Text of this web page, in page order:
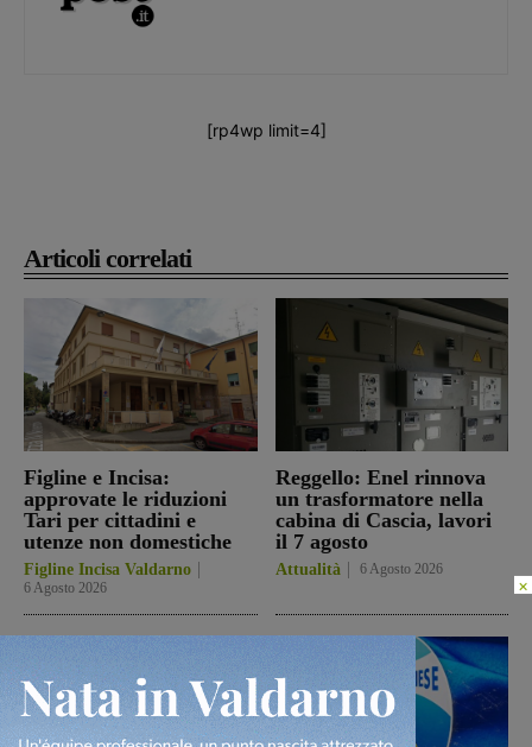
Articoli correlati
Figline e Incisa:
approvate le riduzioni
Tari per cittadini e
utenze non domestiche
Figline Incisa Valdarno
6 Agosto 2026
Reggello: Enel rinnova
un trasformatore nella
cabina di Cascia, lavori
il 7 agosto
Attualità 6 Agosto 2026
[rp4wp limit=4]
×